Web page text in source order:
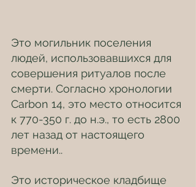
Это могильник поселения
людей, использовавшихся для
совершения ритуалов после
смерти. Согласно хронологии
Carbon 14, это место относится
к 770-350 г. до н.э., то есть 2800
лет назад от настоящего
времени..
Это историческое кладбище